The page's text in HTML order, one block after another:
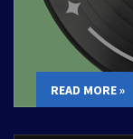
READ MORE »